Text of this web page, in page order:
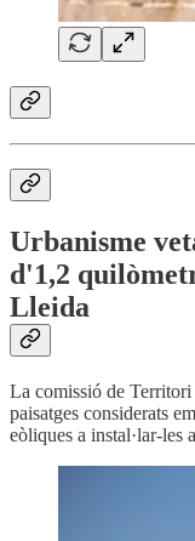
Urbanisme
d'1,2
Lleida
La comissió de
paisatges considerats
eòliques a instal·lar-les